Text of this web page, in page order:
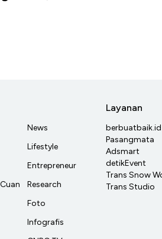
News
Lifestyle
Entrepreneur
Research
Foto
Infografis
Layanan
berbuatbaik.id
Pasangmata
Adsmart
detikEvent
Trans Snow
Trans Studio